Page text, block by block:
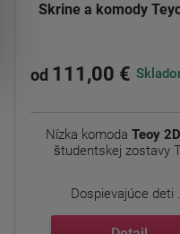
Skrine a komody
od 111,00 €
Nízka komoda Teoy
študentskej zostavy
Dospievajúce deti